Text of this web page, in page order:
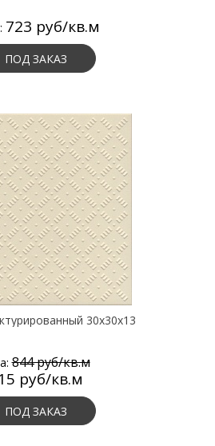
723 руб/кв.м
ПОД ЗАКАЗ
30х30х13
844 руб/кв.м
руб/кв.м
ПОД ЗАКАЗ